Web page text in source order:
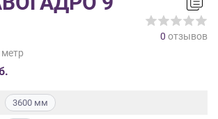
0 отзывов
3600 мм